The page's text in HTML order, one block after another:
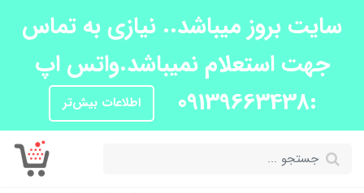
سایت بروز میباشد.. نیازی به تماس
جهت استعلام نمیباشد.واتس اپ
:09139663438
اطلاعات بیش‌تر